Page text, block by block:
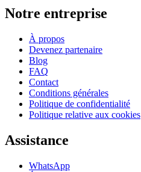
Notre entreprise
À propos
Devenez partenaire
Blog
FAQ
Contact
Conditions générales
Politique de confidentialité
Politique relative aux cookies
Assistance
WhatsApp